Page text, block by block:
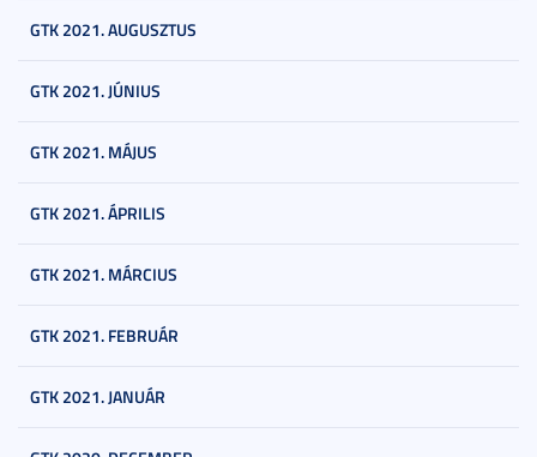
GTK 2021. AUGUSZTUS
GTK 2021. JÚNIUS
GTK 2021. MÁJUS
GTK 2021. ÁPRILIS
GTK 2021. MÁRCIUS
GTK 2021. FEBRUÁR
GTK 2021. JANUÁR